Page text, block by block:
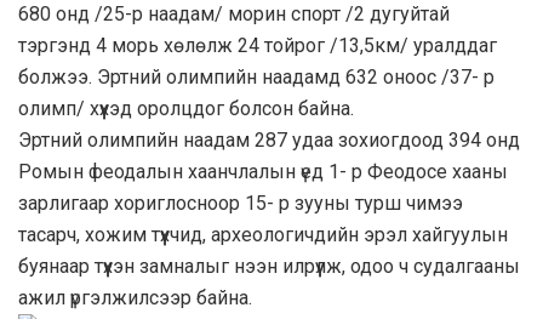
680 онд /25-р наадам/ морин спорт /2 дугуйтай
тэргэнд 4 морь хөлөлж 24 тойрог /13,5км/ уралддаг
болжээ. Эртний олимпийн наадамд 632 оноос /37- р
олимп/ хүүхэд оролцдог болсон байна.
Эртний олимпийн наадам 287 удаа зохиогдоод 394 онд
Ромын феодалын хаанчлалын үед 1- р Феодосе хааны
зарлигаар хориглосноор 15- р зууны турш чимээ
тасарч, хожим түүхчид, археологичдийн эрэл хайгуулын
буянаар түүхэн замналыг нээн илрүүлж, одоо ч судалгааны
ажил үргэлжилсээр байна.